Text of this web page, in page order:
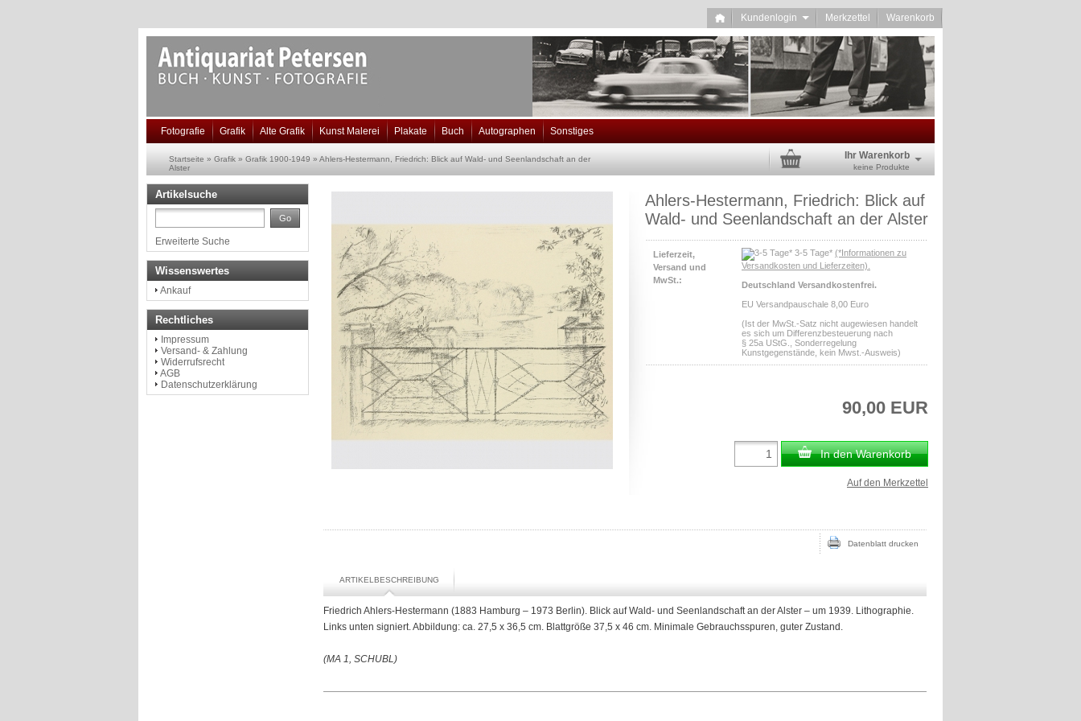
Kundenlogin Merkzettel Warenkorb
Fotografie Grafik Alte Grafik Kunst Malerei Plakate Buch Autographen Sonstiges
Startseite » Grafik » Grafik 1900-1949 » Ahlers-Hestermann, Friedrich: Blick auf Wald- und Seenlandschaft an der
Alster
Ihr Warenkorb
keine Produkte
Ahlers-Hestermann, Friedrich: Blick auf
Wald- und Seenlandschaft an der Alster
Lieferzeit,
Versand und
MwSt.:
3-5 Tage* (*Informationen zu
Versandkosten und Lieferzeiten).
Deutschland Versandkostenfrei.
EU Versandpauschale 8,00 Euro
(Ist der MwSt.-Satz nicht augewiesen handelt
es sich um Differenzbesteuerung nach
§ 25a UStG., Sonderregelung
Kunstgegenstände, kein Mwst.-Ausweis)
90,00 EUR
In den Warenkorb
Auf den Merkzettel
Datenblatt drucken
ARTIKELBESCHREIBUNG
Friedrich Ahlers-Hestermann (1883 Hamburg – 1973 Berlin). Blick auf Wald- und Seenlandschaft an der Alster – um 1939. Lithographie.
Links unten signiert. Abbildung: ca. 27,5 x 36,5 cm. Blattgröße 37,5 x 46 cm. Minimale Gebrauchsspuren, guter Zustand.
(MA 1, SCHUBL)
Artikelsuche
Go
Erweiterte Suche
Wissenswertes
Ankauf
Rechtliches
Impressum
Versand- & Zahlung
Widerrufsrecht
AGB
Datenschutzerklärung